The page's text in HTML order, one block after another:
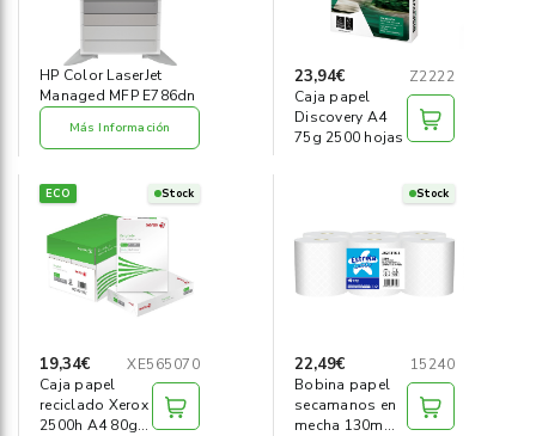
HP Color LaserJet
Managed MFP E786dn
Más Información
23,94€
Z2222
Caja papel
Discovery A4
75g 2500 hojas
ECO Stock
19,34€
XE565070
Caja papel
reciclado Xerox
2500h A4 80g
Stock
22,49€
15240
Bobina papel
secamanos en
mecha 130m